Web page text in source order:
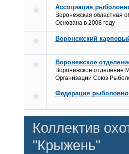
Ассоциация
Воронежская областная
Основана в 2008 году
Воронежский
Воронежское
Воронежское отделение
Организации Союз
Федерация
Коллектив
"Крыжень"